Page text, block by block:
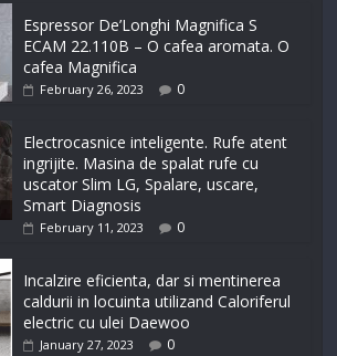
Espressor De’Longhi Magnifica S
ECAM 22.110B – O cafea aromata. O
cafea Magnifica
February 26, 2023 0
Electrocasnice inteligente. Rufe atent
ingrijite. Masina de spalat rufe cu
uscator Slim LG, Spalare, uscare,
Smart Diagnosis
February 11, 2023 0
Incalzire eficienta, dar si mentinerea
caldurii in locuinta utilizand Caloriferul
electric cu ulei Daewoo
January 27, 2023 0